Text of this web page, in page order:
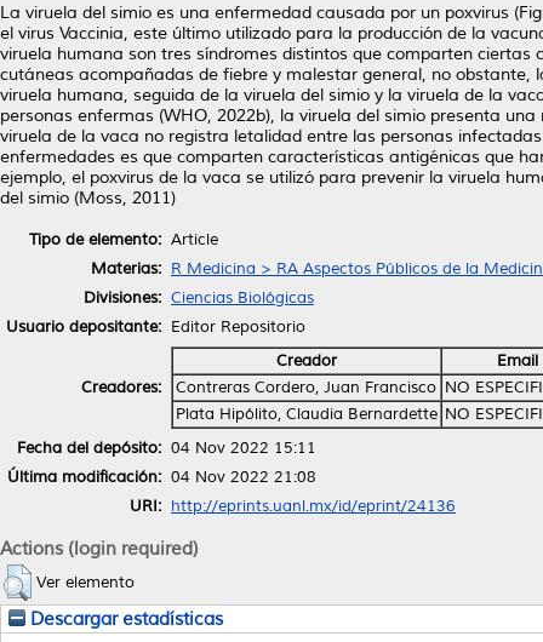
La viruela del simio es una enfermedad causada por un poxvirus
el virus Vaccinia, este último utilizado para la producción de la
viruela humana son tres síndromes distintos que comparten
cutáneas acompañadas de fiebre y malestar general, no
viruela humana, seguida de la viruela del simio y la viruela de la
personas enfermas (WHO, 2022b), la viruela del simio presenta
viruela de la vaca no registra letalidad entre las personas
enfermedades es que comparten características antigénicas que
ejemplo, el poxvirus de la vaca se utilizó para prevenir la viruela
del simio (Moss, 2011)
Tipo de elemento: Article
Materias: R Medicina > RA Aspectos Públicos de la
Divisiones: Ciencias Biológicas
Usuario depositante: Editor Repositorio
Creadores:
Creador
Email
Contreras Cordero, Juan Francisco NO
Plata Hipólito, Claudia Bernardette NO
Fecha del depósito: 04 Nov 2022 15:11
Última modificación: 04 Nov 2022 21:08
URI: http://eprints.uanl.mx/id/eprint/24136
Actions (login required)
Ver elemento
Descargar estadísticas